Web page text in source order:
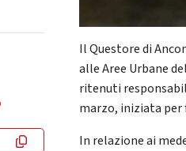
Il Questore di
alle Aree Urbane
ritenuti
marzo, iniziata
In relazione ai